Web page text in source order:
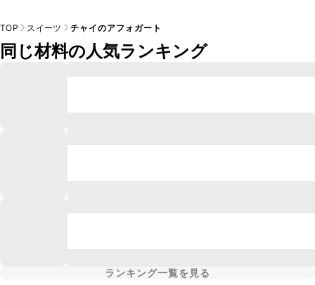
TOP スイーツ チャイのアフォガート
同じ材料の人気ランキング
ランキング一覧を見る